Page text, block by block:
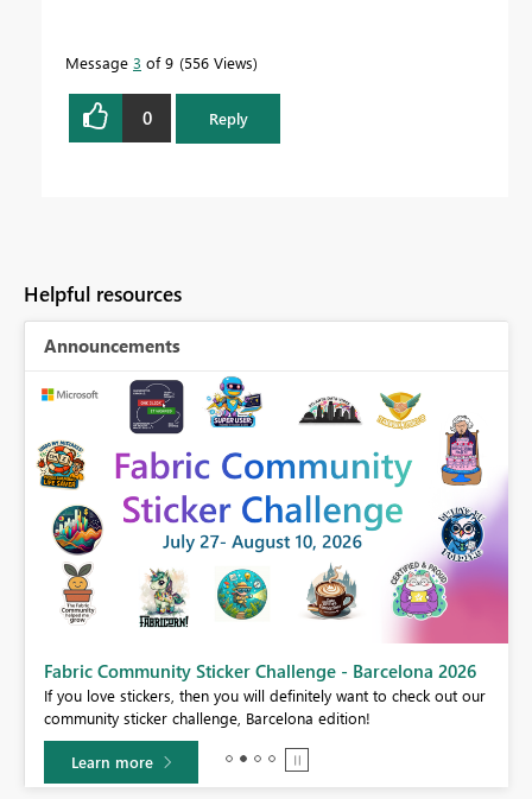
Message 3 of 9 556 Views
0 Reply
Helpful resources
Announcements
Fabric Community Sticker Challenge - Barcelona 2026
If you love stickers, then you will definitely want to check out our
community sticker challenge, Barcelona edition!
Learn more